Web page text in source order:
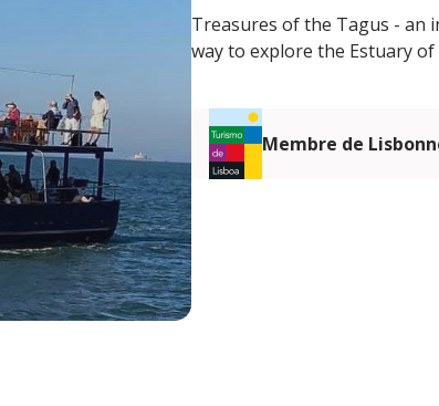
Treasures of the Tagus - an
way to explore the Estuary
Membre de